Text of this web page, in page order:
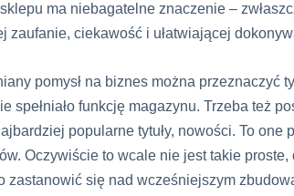
ma niebagatelne znaczenie –
zaufanie, ciekawość i ułatwiającej
pomysł na biznes można przeznaczyć
spełniało funkcję magazynu. Trzeba też
popularne tytuły, nowości. To
Oczywiście to wcale nie jest takie
zastanowić się nad wcześniejszym